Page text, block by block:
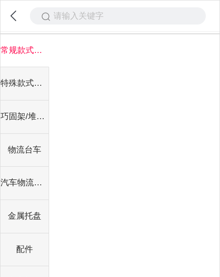
请输入关键字
常规款式仓储笼
特殊款式仓储器材
巧固架/堆垛架
物流台车
汽车物流台车
金属托盘
配件